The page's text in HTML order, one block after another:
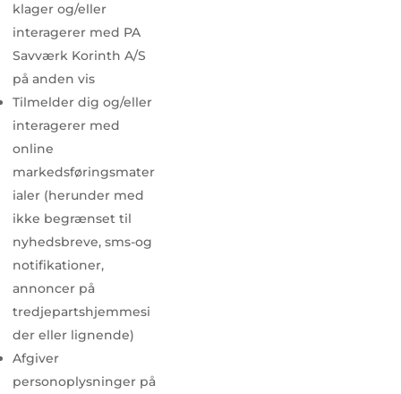
klager og/eller
interagerer med PA
Savværk Korinth A/S
på anden vis
Tilmelder dig og/eller
interagerer med
online
markedsføringsmater
ialer (herunder med
ikke begrænset til
nyhedsbreve, sms-og
notifikationer,
annoncer på
tredjepartshjemmesi
der eller lignende)
Afgiver
personoplysninger på